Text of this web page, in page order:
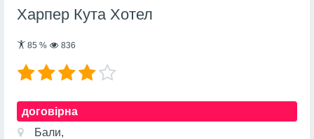
Харпер Кута Хотел
85 % 836
договірна
Бали,